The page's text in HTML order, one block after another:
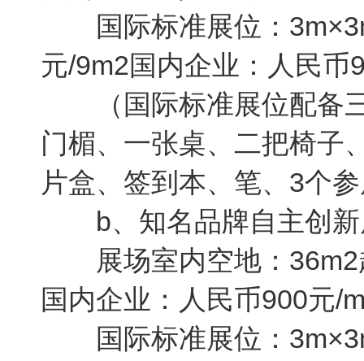
国际标准展位：
元/9m2国内企业：人民币
（国际标准展位配备三
门楣、一张桌、二把椅子
片盒、签到本、笔、3个
b、知名品牌自主创新
展场室内空地：36m2
国内企业：人民币900元/
国际标准展位：